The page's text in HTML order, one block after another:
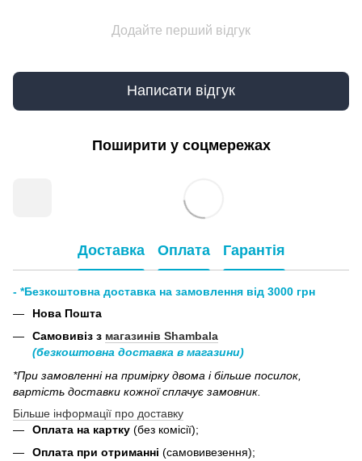
Додайте перший відгук
Написати відгук
Поширити у соцмережах
Доставка Оплата Гарантія
- *Безкоштовна доставка на замовлення від 3000 грн
Нова Пошта
Самовивіз з магазинів Shambala
(безкоштовна доставка в магазини)
*При замовленні на примірку двома і більше посилок,
вартість доставки кожної сплачує замовник.
Більше інформації про доставку
Оплата на картку (без комісії);
Оплата при отриманні (самовивезення);